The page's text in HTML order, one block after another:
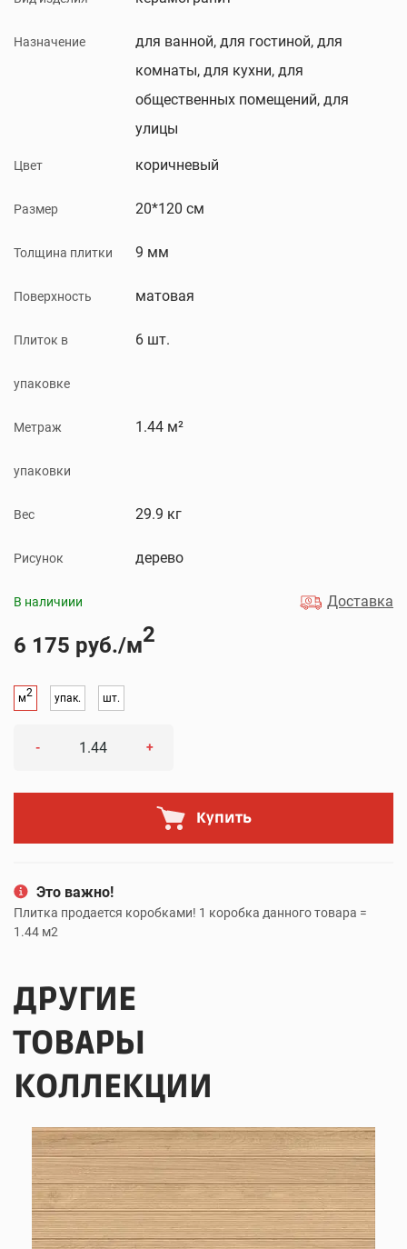
Назначение
для ванной, для гостиной, для
комнаты, для кухни, для
общественных помещений, для
улицы
Цвет коричневый
Размер 20*120 см
Толщина плитки 9 мм
Поверхность матовая
Плиток в
упаковке
6 шт.
Метраж
упаковки
1.44 м²
Вес 29.9 кг
Рисунок дерево
В наличиии Доставка
6 175 руб./м2
м2 упак. шт.
- +
Купить
Это важно!
Плитка продается коробками! 1 коробка данного товара =
1.44 м2
ДРУГИЕ
ТОВАРЫ
КОЛЛЕКЦИИ